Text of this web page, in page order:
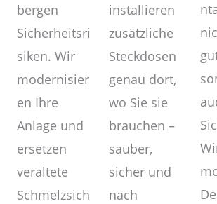
bergen
Sicherheitsri
siken. Wir
modernisier
en Ihre
Anlage und
ersetzen
veraltete
Schmelzsich
installieren
zusätzliche
Steckdosen
genau dort,
wo Sie sie
brauchen –
sauber,
sicher und
nach